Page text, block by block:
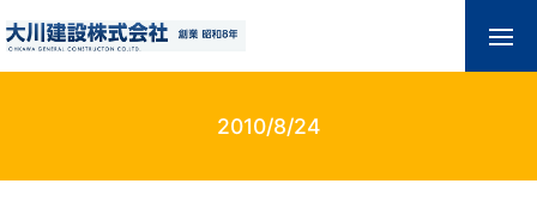
2010/8/24